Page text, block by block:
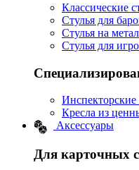
Классические
Стулья для
Стулья на
Стулья для
Инспекторские
Кресла из
Аксессуары
Для карточных